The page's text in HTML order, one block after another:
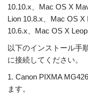
10.10.x、Mac OS X
Lion 10.8.x、Mac OS
10.6.x、Mac OS X
以下のインストール手
に接続してください。
1. Canon PIXMA
ます。